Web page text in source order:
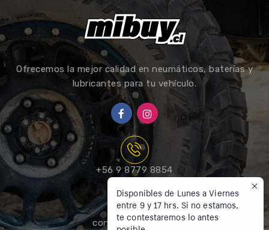
Ofrecemos la mejor calidad en neumáticos, baterías y
lubricantes para tu vehículo.
+56 9 8779 8854
contacto@mibuy.cl
Disponibles de Lunes a Viernes
entre 9 y 17 hrs. Si no estamos,
te contestaremos lo antes